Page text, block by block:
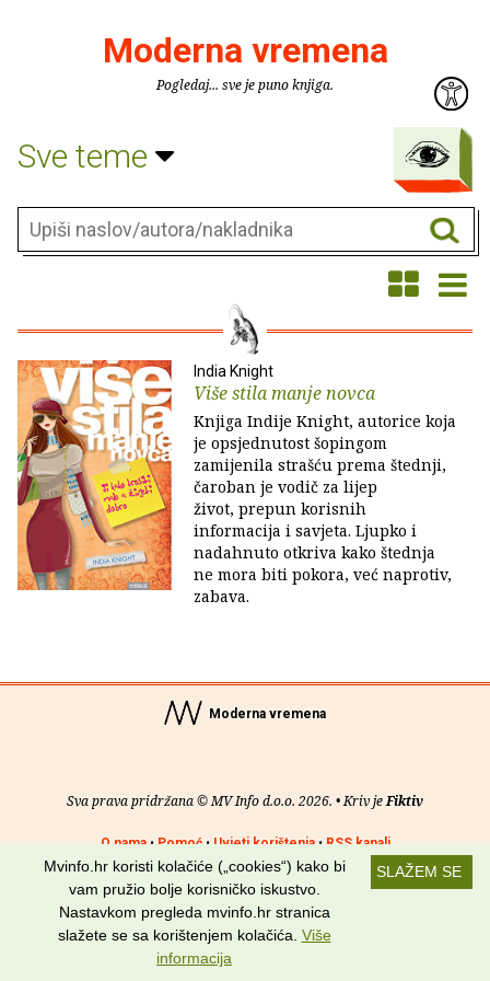
Moderna vremena
Pogledaj... sve je puno knjiga.
Sve teme
India Knight
Više stila manje novca
Knjiga Indije Knight, autorice koja
je opsjednutost šopingom
zamijenila strašću prema štednji,
čaroban je vodič za lijep
život, prepun korisnih
informacija i savjeta. Ljupko i
nadahnuto otkriva kako štednja
ne mora biti pokora, već naprotiv,
zabava.
Moderna vremena
Sva prava pridržana © MV Info d.o.o. 2026. • Kriv jeFiktiv
O nama• Pomoć• Uvjeti korištenja• RSS kanali
Potraži nas na:
SLAŽEM SE
Mvinfo.hr koristi kolačiće („cookies“) kako bi
vam pružio bolje korisničko iskustvo.
Nastavkom pregleda mvinfo.hr stranica
slažete se sa korištenjem kolačića. Više
informacija